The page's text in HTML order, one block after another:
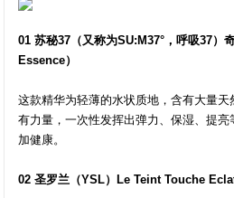
01 苏秘37（又称为SU:M37°，呼吸37）
Essence）
这款精华为轻薄的水状质地，含有大量
有力量，一次性发挥出弹力、保湿、提
加健康。
02 圣罗兰（YSL）Le Teint Touche